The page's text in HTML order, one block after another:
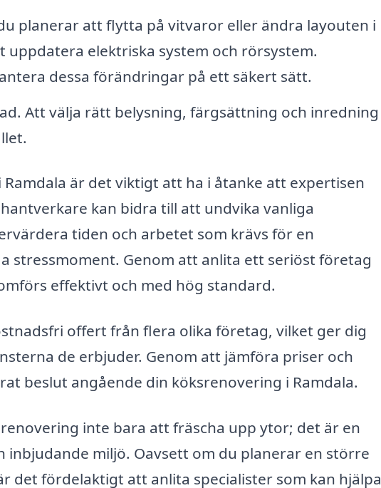
planerar att flytta på vitvaror eller ändra layouten i
elektriska system och rörsystem.
dessa förändringar på ett säkert sätt.
Att välja rätt belysning, färgsättning och inredning
är det viktigt att ha i åtanke att expertisen
kan bidra till att undvika vanliga
tiden och arbetet som krävs för en
stressmoment. Genom att anlita ett seriöst företag
effektivt och med hög standard.
offert från flera olika företag, vilket ger dig
de erbjuder. Genom att jämföra priser och
beslut angående din köksrenovering i Ramdala.
inte bara att fräscha upp ytor; det är en
miljö. Oavsett om du planerar en större
det fördelaktigt att anlita specialister som kan hjälpa